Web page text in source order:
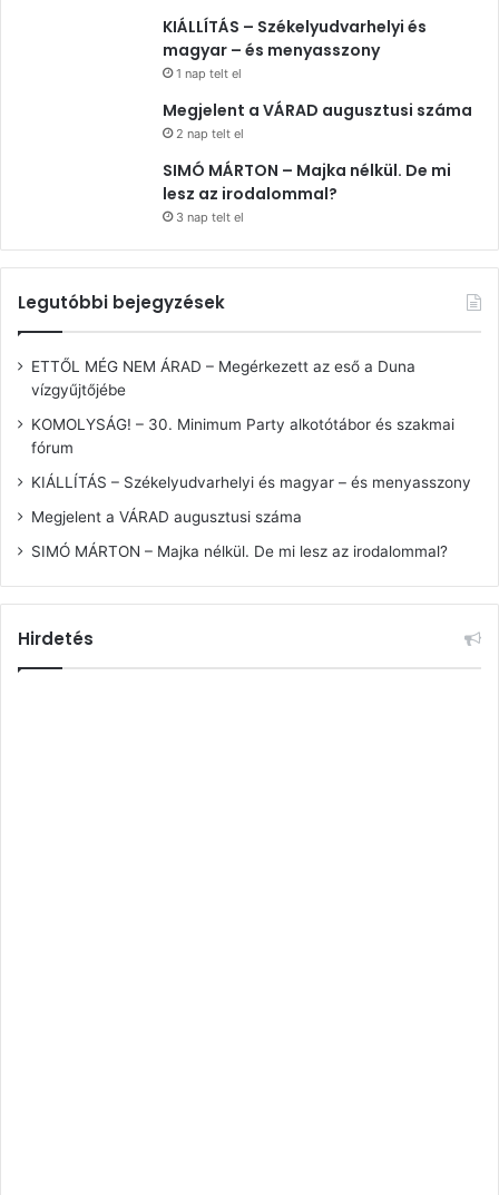
KIÁLLÍTÁS – Székelyudvarhelyi és
magyar – és menyasszony
1 nap telt el
Megjelent a VÁRAD augusztusi száma
2 nap telt el
SIMÓ MÁRTON – Majka nélkül. De mi
lesz az irodalommal?
3 nap telt el
Legutóbbi bejegyzések
ETTŐL MÉG NEM ÁRAD – Megérkezett az eső a Duna
vízgyűjtőjébe
KOMOLYSÁG! – 30. Minimum Party alkotótábor és szakmai
fórum
KIÁLLÍTÁS – Székelyudvarhelyi és magyar – és menyasszony
Megjelent a VÁRAD augusztusi száma
SIMÓ MÁRTON – Majka nélkül. De mi lesz az irodalommal?
Hirdetés